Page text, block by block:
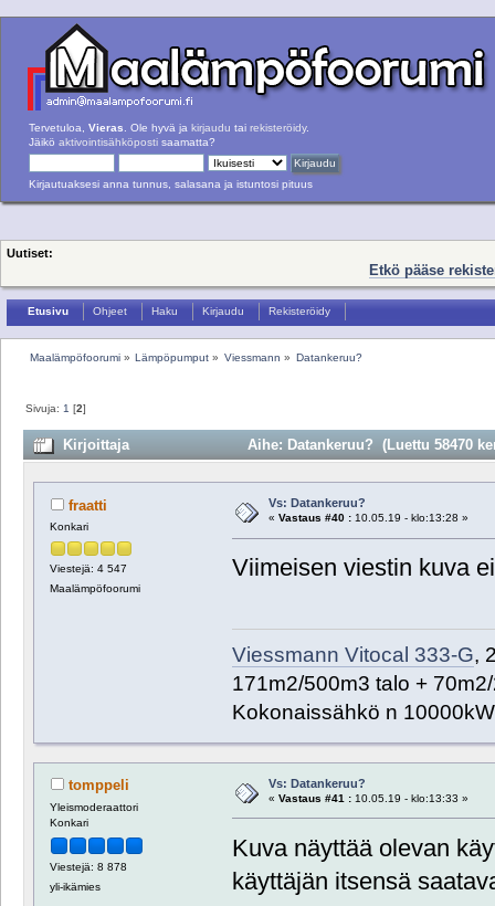
Tervetuloa, Vieras . Ole hyvä ja kirjaudu tai rekisteröidy.
Jäikö aktivointisähköposti saamatta?
Kirjautuaksesi anna tunnus, salasana ja istuntosi pituus
Uutiset:
Etkö pääse
Etusivu Ohjeet Haku Kirjaudu Rekisteröidy
Maalämpöfoorumi» Lämpöpumput » Viessmann » Datankeruu?
Sivuja: 1 [2]
Kirjoittaja Aihe: Datankeruu? (Luettu 58470
fraatti
Konkari
Viestejä: 4 547
Maalämpöfoorumi
Vs: Datankeruu?
« Vastaus #40 :10.05.19 - klo:13:28 »
Viimeisen viestin kuva
Viessmann Vitocal 333-G,
171m2/500m3 talo +
Kokonaissähkö n
tomppeli
Yleismoderaattori
Konkari
Viestejä: 8 878
yli-ikämies
Vs: Datankeruu?
« Vastaus #41 :10.05.19 - klo:13:33 »
Kuva näyttää olevan
käyttäjän itsensä